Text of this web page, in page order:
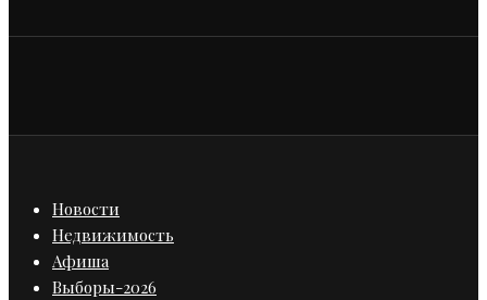
Новости
Недвижимость
Афиша
Выборы-2026